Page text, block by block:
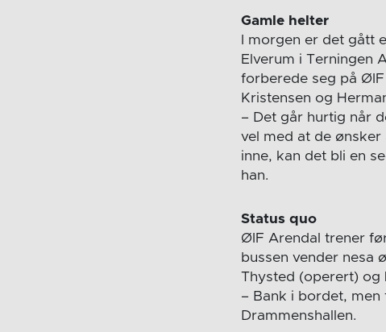
Gamle helter
I morgen er det gått
Elverum i Terningen
forberede seg på
Kristensen og
– Det går hurtig når
vel med at de
inne, kan det bli en
han.
Status quo
ØIF Arendal trener
bussen vender nesa
Thysted (operert) og
– Bank i bordet,
Drammenshallen.